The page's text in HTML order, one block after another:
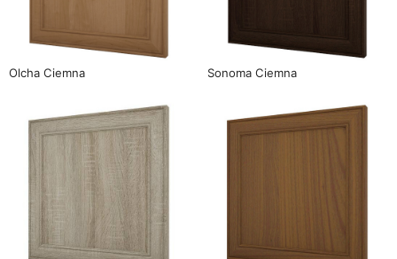
Olcha Ciemna Sonoma Ciemna